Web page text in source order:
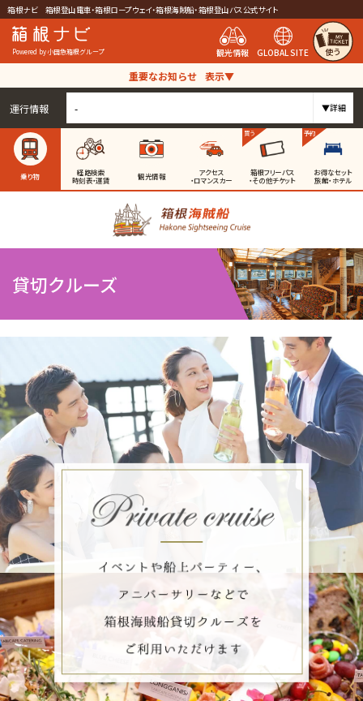
箱根ナビ 箱根登山電車・箱根ロープウェイ・箱根海賊船・箱根登山バス公式サイト
Powered by 小田急箱根グループ 観光情報 GLOBAL SITE 使う
重要なお知らせ 表示▼
運行情報 - ▼詳細
乗り物 経路検索
時刻表・運賃 観光情報 アクセス
・ロマンスカー
買う
箱根フリーパス
・その他チケット
予約
お得なセット
旅館・ホテル
貸切クルーズ